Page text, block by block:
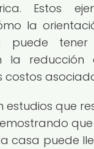
Estos
la
puede tener
la reducción
costos
estudios que
casa puede